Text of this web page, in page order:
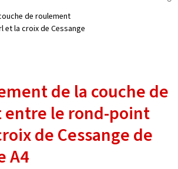
de roulement
et la croix de Cessange
de la couche de
le rond-point
de Cessange de
A4